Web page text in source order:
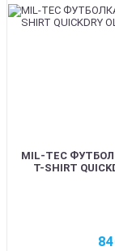
MIL-TEC
T-SHIRT